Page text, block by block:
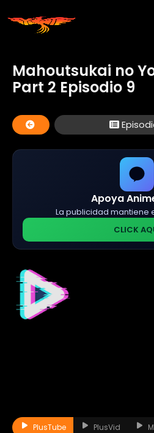
Mahoutsukai no
Part 2 Episodio 9
Apoya
La publicidad mantiene
CLICK
PlusTube PlusVid